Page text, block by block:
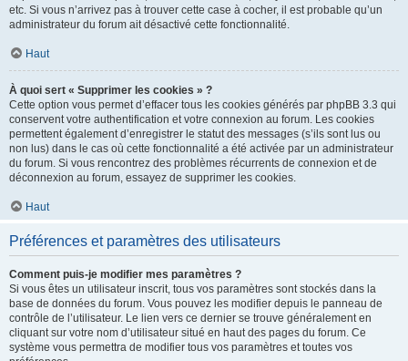
etc. Si vous n’arrivez pas à trouver cette case à cocher, il est probable qu’un
administrateur du forum ait désactivé cette fonctionnalité.
Haut
À quoi sert « Supprimer les cookies » ?
Cette option vous permet d’effacer tous les cookies générés par phpBB 3.3 qui
conservent votre authentification et votre connexion au forum. Les cookies
permettent également d’enregistrer le statut des messages (s’ils sont lus ou
non lus) dans le cas où cette fonctionnalité a été activée par un administrateur
du forum. Si vous rencontrez des problèmes récurrents de connexion et de
déconnexion au forum, essayez de supprimer les cookies.
Haut
Préférences et paramètres des utilisateurs
Comment puis-je modifier mes paramètres ?
Si vous êtes un utilisateur inscrit, tous vos paramètres sont stockés dans la
base de données du forum. Vous pouvez les modifier depuis le panneau de
contrôle de l’utilisateur. Le lien vers ce dernier se trouve généralement en
cliquant sur votre nom d’utilisateur situé en haut des pages du forum. Ce
système vous permettra de modifier tous vos paramètres et toutes vos